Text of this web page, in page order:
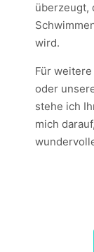
überzeugt,
wird.
Für
oder
stehe ich
mich